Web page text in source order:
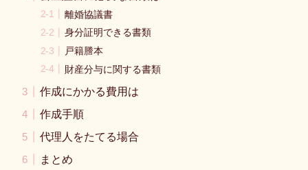
離婚協議書
身分証明できる書類
戸籍謄本
財産分与に関する書類
作成にかかる費用は
作成手順
代理人をたてる場合
まとめ